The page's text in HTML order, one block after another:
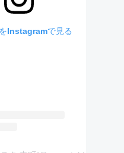
Instagramで見る